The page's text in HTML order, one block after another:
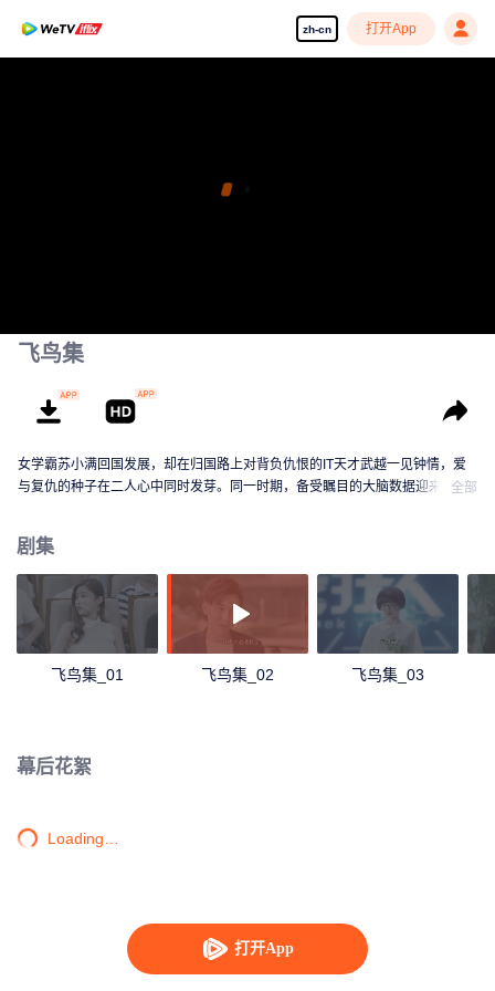
zh-cn 打开App
打开App
飞鸟集
女学霸苏小满回国发展，却在归国路上对背负仇恨的IT天才武越一见钟情，爱
与复仇的种子在二人心中同时发芽。同一时期，备受瞩目的大脑数据迎来了新
男张江等人成为同事。而拥有“傲人外貌”的老员工柴晴，却在工作和爱情中屡不
得志，开始暗中算计苏小满。几个年轻人之间的关系因为爱与被爱、信任与欺
骗，开始发生微妙变化。 背负仇恨、面对诱惑、遭遇背叛……留学生活中热血
满怀的他们，将如何适应国内社会生活的“丛林法则”？又将如何延续友谊的纯粹
和爱情的忠贞？世界以痛吻我，我能否报之以歌？
全部
剧集
飞鸟集_01 飞鸟集_02 飞鸟集_03
幕后花絮
Loading…